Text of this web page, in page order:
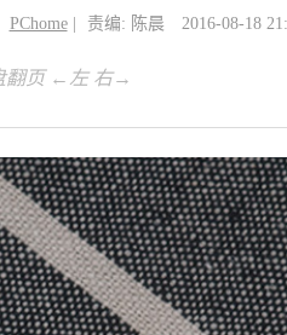
PChome| 责编: 陈晨 2016-08-18
翻页 ←左 右→